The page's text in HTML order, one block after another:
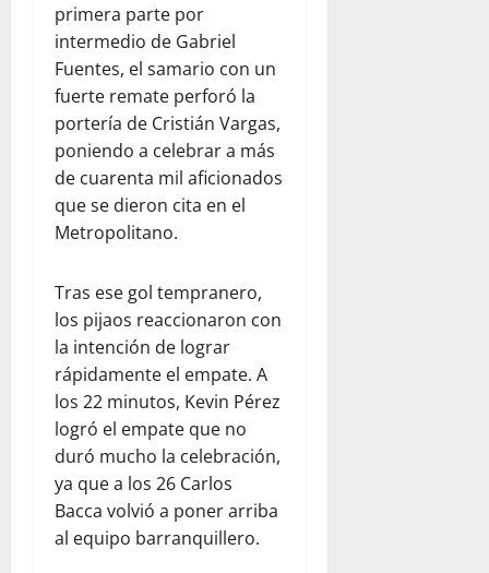
primera parte por
intermedio de Gabriel
Fuentes, el samario con un
fuerte remate perforó la
portería de Cristián Vargas,
poniendo a celebrar a más
de cuarenta mil aficionados
que se dieron cita en el
Metropolitano.
Tras ese gol tempranero,
los pijaos reaccionaron con
la intención de lograr
rápidamente el empate. A
los 22 minutos, Kevin Pérez
logró el empate que no
duró mucho la celebración,
ya que a los 26 Carlos
Bacca volvió a poner arriba
al equipo barranquillero.